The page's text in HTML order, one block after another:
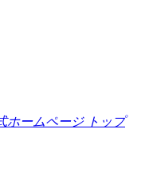
ホームページ トップ